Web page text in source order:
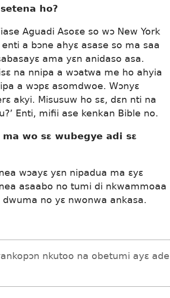
ho?
Aguadi Asoɛe so wɔ New York
a bɔne ahyɛ asase so ma saa
ama yɛn anidaso asa.
na nnipa a wɔatwa me ho ahyia
a wɔpɛ asomdwoe. Wɔnyɛ
akyi. Misusuw ho sɛ, dɛn nti na
Enti, mifii ase kenkan Bible no.
wo sɛ wubegye adi sɛ
wɔayɛ yɛn nipadua ma ɛyɛ
asaabo no tumi di nkwammoaa
no yɛ nwonwa ankasa.
nkutoo na obetumi ayɛ ade